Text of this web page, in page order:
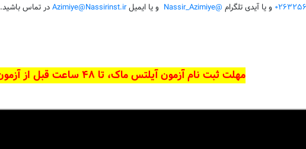
و یا آیدی تلگرام @Nassir_Azimiye و یا ایمیلAzimiye@Nassirinst.irدر تماس باشید.
مهلت ثبت نام آزمون آیلتس ماک، تا 48 ساعت قبل از آزمون می باشد.